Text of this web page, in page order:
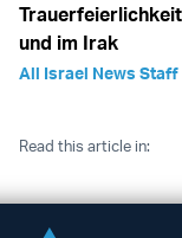
und im Irak
All Israel News Staff
Read this article in: